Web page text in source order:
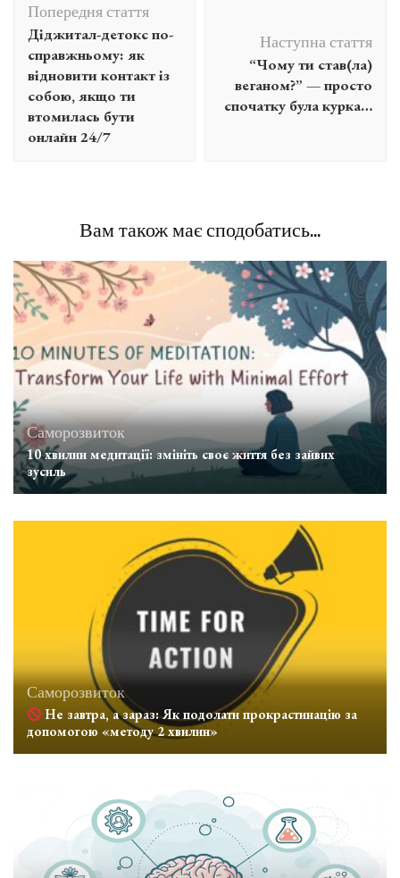
по
запису
Попередня стаття
Діджитал-детокс по-
справжньому: як
відновити контакт із
собою, якщо ти
втомилась бути
онлайн 24/7
Наступна стаття
“Чому ти став(ла)
веганом?” — просто
спочатку була курка…
Вам також має сподобатись...
Саморозвиток
10 хвилин медитації: змініть своє життя без зайвих
зусиль
Саморозвиток
Не завтра, а зараз: Як подолати прокрастинацію за
допомогою «методу 2 хвилин»